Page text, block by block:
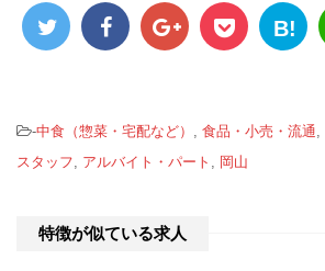
B!
-中食（惣菜・宅配など） 食品・小売・流通
スタッフ
アルバイト・パート 岡山
特徴が似ている求人